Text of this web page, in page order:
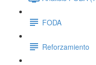
FODA
Reforzamiento